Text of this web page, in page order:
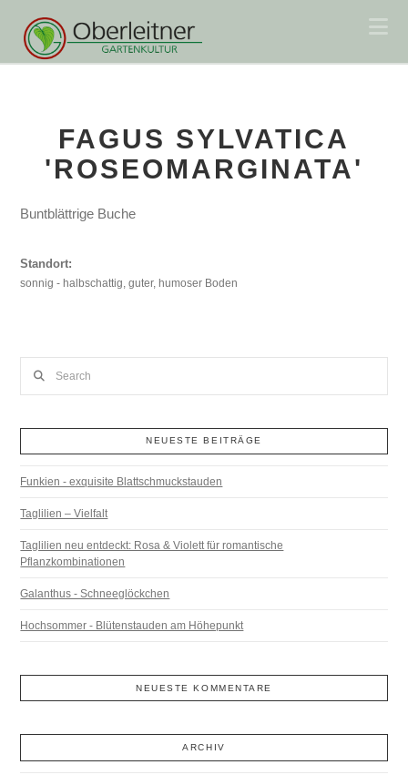
FAGUS SYLVATICA
'ROSEOMARGINATA'
Buntblättrige Buche
Standort:
sonnig - halbschattig, guter, humoser Boden
NEUESTE BEITRÄGE
Funkien - exquisite Blattschmuckstauden
Taglilien – Vielfalt
Taglilien neu entdeckt: Rosa & Violett für romantische
Pflanzkombinationen
Galanthus - Schneeglöckchen
Hochsommer - Blütenstauden am Höhepunkt
NEUESTE KOMMENTARE
ARCHIV